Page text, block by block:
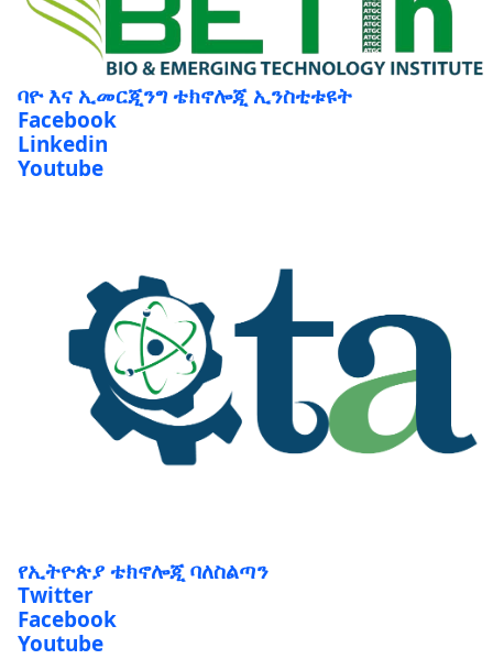
ባዮ እና ኢመርጂንግ ቴክኖሎጂ ኢንስቲቱዩት
Facebook
Linkedin
Youtube
የኢትዮጵያ ቴክኖሎጂ ባለስልጣን
Twitter
Facebook
Youtube